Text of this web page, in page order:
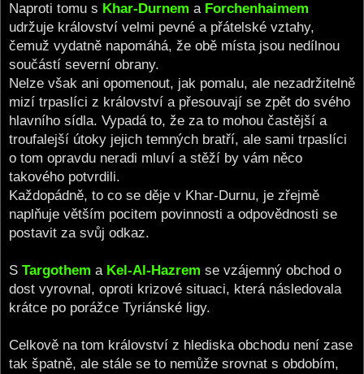
Naproti tomu s Khar-Durnem a Forchenhaimem
udržuje království velmi pevné a přátelské vztahy,
čemuž vydatně napomáhá, že obě místa jsou nedílnou
součástí severní obrany.
Nelze však ani opomenout, jak pomalu, ale nezadržitelně
mizí trpaslíci z království a přesouvají se zpět do svého
hlavního sídla. Vypadá to, že za to mohou častější a
troufalejší útoky jejich temných bratří, ale sami trpaslíci
o tom opravdu neradi mluví a stěží by vám něco
takového potvrdili.
Každopádně, to co se děje v Khar-Durnu, je zřejmě
naplňuje větším pocitem povinnosti a odpovědnosti se
postavit za svůj odkaz.
S Targothem a Kel-Al-Hazrem se vzájemný obchod o
dost vyrovnal, oproti krizové situaci, která následovala
krátce po porážce Tyriánské ligy.
Celkově na tom království z hlediska obchodu není zase
tak špatně, ale stále se to nemůže srovnat s obdobím,